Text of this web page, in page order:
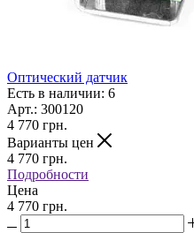
Оптический датчик
Есть в наличии: 6
Арт.: 300120
4 770 грн.
Варианты цен
4 770 грн.
Подробности
Цена
4 770 грн.